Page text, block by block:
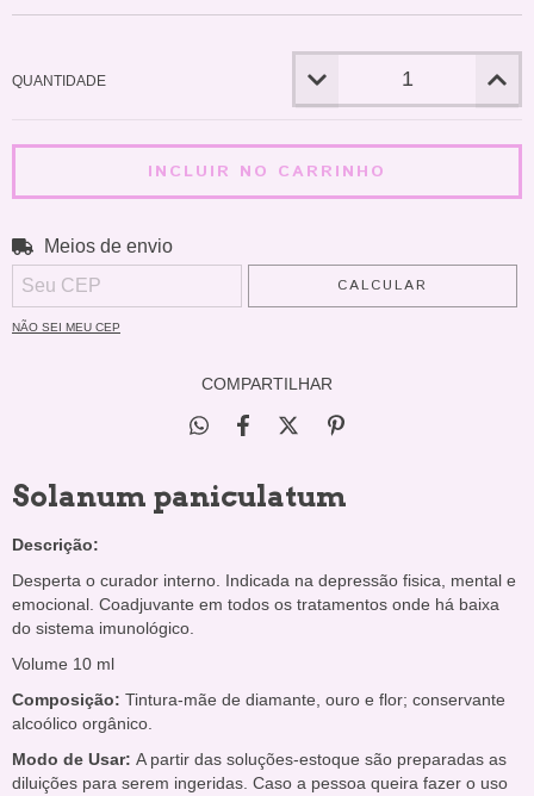
QUANTIDADE
Entregas para o CEP:
Meios de envio
CALCULAR
NÃO SEI MEU CEP
COMPARTILHAR
Solanum paniculatum
Descrição:
Desperta o curador interno. Indicada na depressão fisica, mental e
emocional. Coadjuvante em todos os tratamentos onde há baixa
do sistema imunológico.
Volume 10 ml
Composição: Tintura-mãe de diamante, ouro e flor; conservante
alcoólico orgânico.
Modo de Usar: A partir das soluções-estoque são preparadas as
diluições para serem ingeridas. Caso a pessoa queira fazer o uso